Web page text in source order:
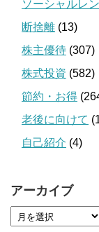
ソーシャルレ
断捨離 (13)
株主優待 (307)
株式投資 (582)
節約・お得
老後に向けて
自己紹介 (4)
アーカイブ